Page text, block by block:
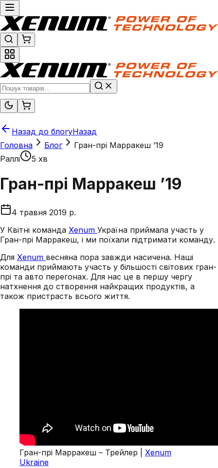
Назад до блогуНазад
Головна
Блог
Гран-прі Марракеш ’19
Раллі
5 хв
Гран-прі Марракеш ’19
4 травня 2019 р.
У Квітні команда Xenum Україна приймала участь у
Гран-прі Марракеш, і ми поїхали підтримати команду.
Для Xenum весняна пора завжди насичена. Наші
команди приймають участь у більшості світових гран-
прі та авто перегонах. Для нас це в першу чергу
натхнення до створення найкращих продуктів, а
також пристрасть всього життя.
Гран-прі Марракеш – Трейлер | Xenum
Ukraine